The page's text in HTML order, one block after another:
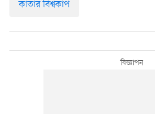
কাতার বিশ্বকাপ